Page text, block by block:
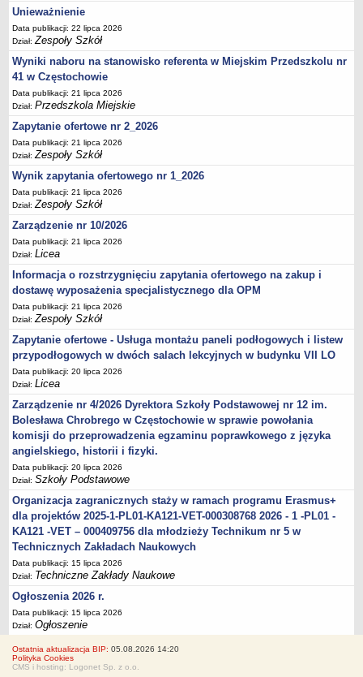
Unieważnienie
Data publikacji: 22 lipca 2026
Dział:Zespoły Szkół
Wyniki naboru na stanowisko referenta w Miejskim Przedszkolu nr
41 w Częstochowie
Data publikacji: 21 lipca 2026
Dział:Przedszkola Miejskie
Zapytanie ofertowe nr 2_2026
Data publikacji: 21 lipca 2026
Dział:Zespoły Szkół
Wynik zapytania ofertowego nr 1_2026
Data publikacji: 21 lipca 2026
Dział:Zespoły Szkół
Zarządzenie nr 10/2026
Data publikacji: 21 lipca 2026
Dział:Licea
Informacja o rozstrzygnięciu zapytania ofertowego na zakup i
dostawę wyposażenia specjalistycznego dla OPM
Data publikacji: 21 lipca 2026
Dział:Zespoły Szkół
Zapytanie ofertowe - Usługa montażu paneli podłogowych i listew
przypodłogowych w dwóch salach lekcyjnych w budynku VII LO
Data publikacji: 20 lipca 2026
Dział:Licea
Zarządzenie nr 4/2026 Dyrektora Szkoły Podstawowej nr 12 im.
Bolesława Chrobrego w Częstochowie w sprawie powołania
komisji do przeprowadzenia egzaminu poprawkowego z języka
angielskiego, historii i fizyki.
Data publikacji: 20 lipca 2026
Dział:Szkoły Podstawowe
Organizacja zagranicznych staży w ramach programu Erasmus+
dla projektów 2025-1-PL01-KA121-VET-000308768 2026 - 1 -PL01 -
KA121 -VET – 000409756 dla młodzieży Technikum nr 5 w
Technicznych Zakładach Naukowych
Data publikacji: 15 lipca 2026
Dział: Techniczne Zakłady Naukowe
Ogłoszenia 2026 r.
Data publikacji: 15 lipca 2026
Dział:Ogłoszenie
Ostatnia aktualizacja BIP: 05.08.2026 14:20
Polityka Cookies
CMS i hosting: Logonet Sp. z o.o.